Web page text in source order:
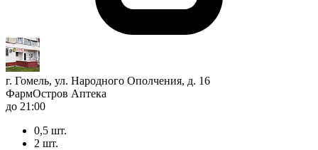
г. Гомель, ул. Народного Ополчения, д. 16
ФармОстров Аптека
до 21:00
0,5 шт.
2 шт.